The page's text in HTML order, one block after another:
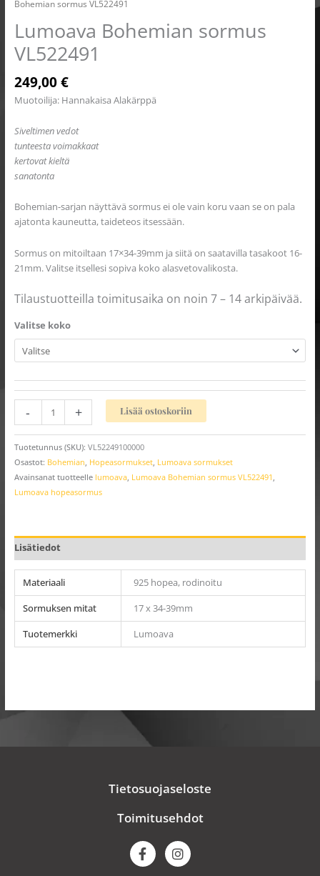
Bohemian sormus VL522491
Lumoava Bohemian sormus
VL522491
249,00€
Muotoilija: Hannakaisa Alakärppä
Siveltimen vedot
tunteesta voimakkaat
kertovat kieltä
sanatonta
Bohemian-sarjan näyttävä sormus ei ole vain koru vaan se on pala
ajatonta kauneutta, taideteos itsessään.
Sormus on mitoiltaan 17×34-39mm ja siitä on saatavilla tasakoot 16-
21mm. Valitse itsellesi sopiva koko alasvetovalikosta.
Tilaustuotteilla toimitusaika on noin 7 – 14 arkipäivää.
Valitse koko
- + Lisää ostoskoriin
Tuotetunnus (SKU): VL52249100000
Osastot: Bohemian Hopeasormukset, Lumoava sormukset
Avainsanat tuotteelle lumoava, Lumoava Bohemian sormus VL522491
Lumoava hopeasormus
Lisätiedot
Materiaali
925 hopea, rodinoitu
Sormuksen mitat
17 x 34-39mm
Tuotemerkki
Lumoava
Tietosuojaseloste
Toimitusehdot
F
a
I
n